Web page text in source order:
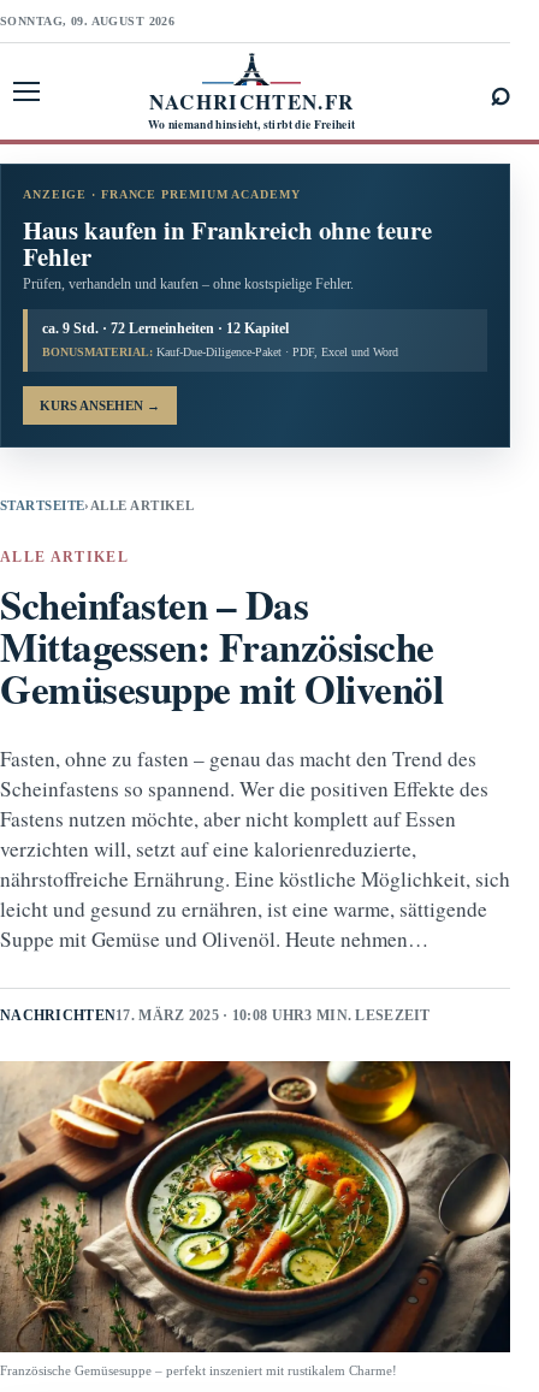
SONNTAG, 09. AUGUST 2026
NACHRICHTEN.FR
Wo niemand hinsieht, stirbt die Freiheit
⌕
ANZEIGE · FRANCE PREMIUM ACADEMY
Haus kaufen in Frankreich ohne teure
Fehler
Prüfen, verhandeln und kaufen – ohne kostspielige Fehler.
ca. 9 Std. · 72 Lerneinheiten · 12 Kapitel
BONUSMATERIAL: Kauf-Due-Diligence-Paket · PDF, Excel und Word
KURS ANSEHEN →
STARTSEITE› ALLE ARTIKEL
ALLE ARTIKEL
Scheinfasten – Das
Mittagessen: Französische
Gemüsesuppe mit Olivenöl
Fasten, ohne zu fasten – genau das macht den Trend des
Scheinfastens so spannend. Wer die positiven Effekte des
Fastens nutzen möchte, aber nicht komplett auf Essen
verzichten will, setzt auf eine kalorienreduzierte,
nährstoffreiche Ernährung. Eine köstliche Möglichkeit, sich
leicht und gesund zu ernähren, ist eine warme, sättigende
Suppe mit Gemüse und Olivenöl. Heute nehmen…
NACHRICHTEN17. MÄRZ 2025 · 10:08 UHR3 MIN. LESEZEIT
Französische Gemüsesuppe – perfekt inszeniert mit rustikalem Charme!